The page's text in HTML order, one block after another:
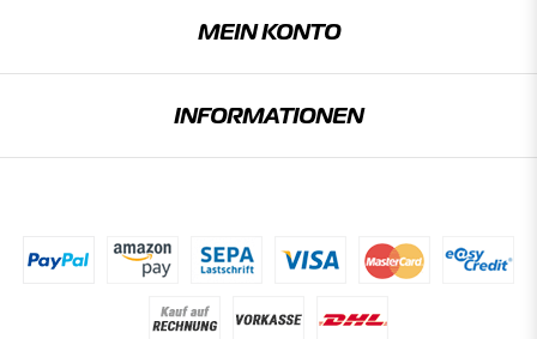
MEIN KONTO
INFORMATIONEN